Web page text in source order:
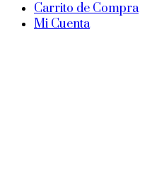
Carrito de Compra
Mi Cuenta